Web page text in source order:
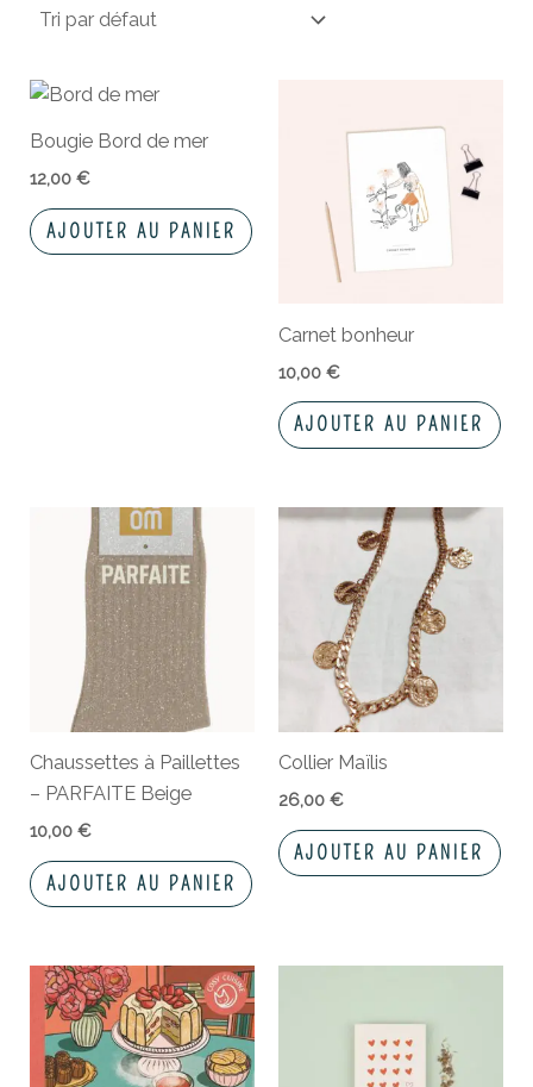
Bougie Bord de mer
12,00€
AJOUTER AU PANIER
Carnet bonheur
10,00 €
AJOUTER AU PANIER
Chaussettes à Paillettes
– PARFAITE Beige
10,00€
AJOUTER AU PANIER
Collier Maïlis
26,00 €
AJOUTER AU PANIER